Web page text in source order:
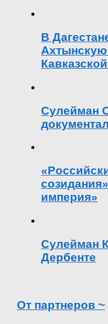
В
Ахтынскую
Сулейман
империя»
Сулейман
Дербенте
От партнеров ~